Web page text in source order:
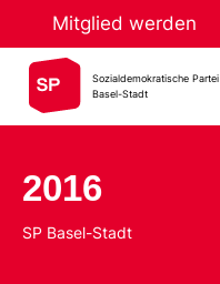
Mitglied werden
Sozialdemokratische Partei
Basel-Stadt
2016
SP Basel-Stadt